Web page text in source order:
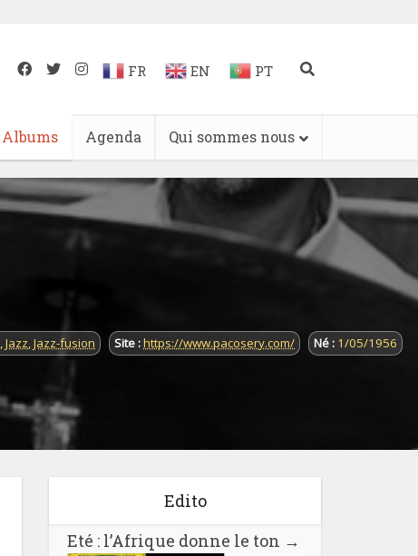
FR EN PT
Albums Agenda Qui sommes nous
,Jazz,Jazz-fusion Site :https://www.pacosery.com/ Né : 1/05/1956
Edito
Eté : l’Afrique donne le ton →